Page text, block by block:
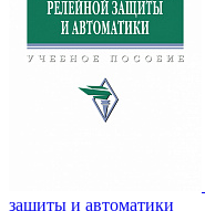
защиты и автоматики